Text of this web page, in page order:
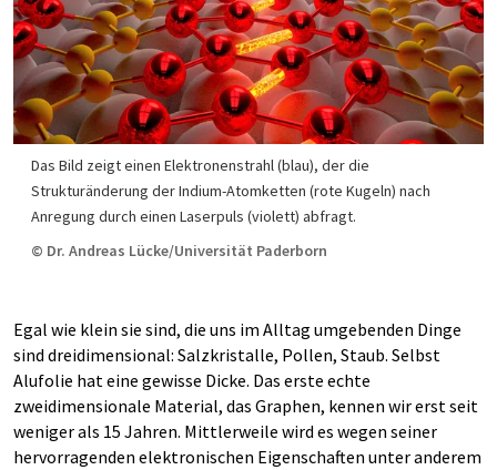
Das Bild zeigt einen Elektronenstrahl (blau), der die
Strukturänderung der Indium-Atomketten (rote Kugeln) nach
Anregung durch einen Laserpuls (violett) abfragt.
© Dr. Andreas Lücke/Universität Paderborn
Egal wie klein sie sind, die uns im Alltag umgebenden Dinge
sind dreidimensional: Salzkristalle, Pollen, Staub. Selbst
Alufolie hat eine gewisse Dicke. Das erste echte
zweidimensionale Material, das Graphen, kennen wir erst seit
weniger als 15 Jahren. Mittlerweile wird es wegen seiner
hervorragenden elektronischen Eigenschaften unter anderem